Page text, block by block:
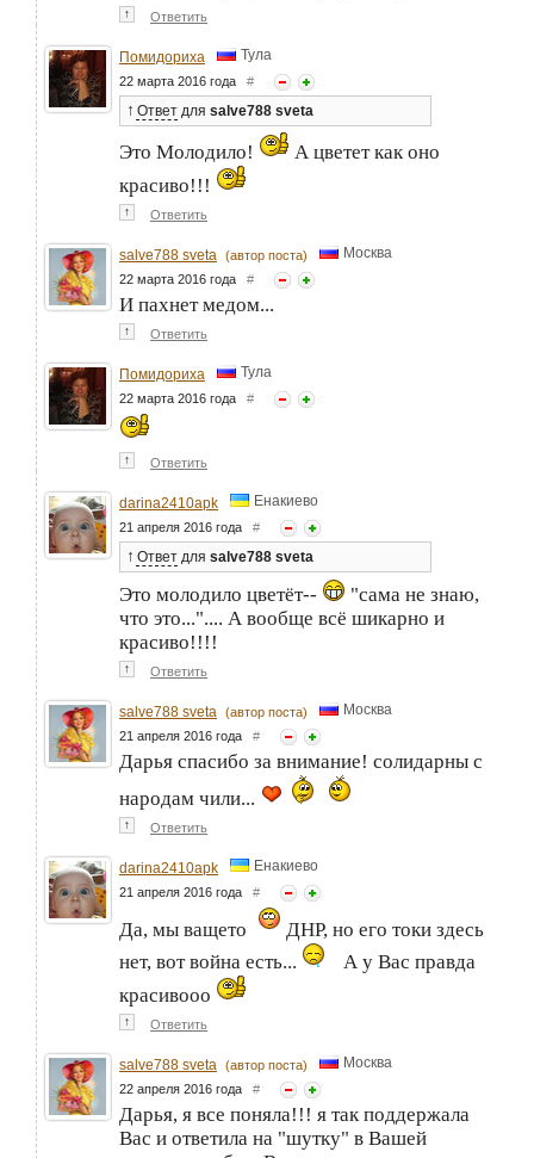
↑ Ответить
Помидориха Тула
22 марта 2016 года #
↑ Ответ для salve788 sveta
Это Молодило!
А цветет как оно
красиво!!!
↑ Ответить
salve788 sveta (автор поста) Москва
22 марта 2016 года #
И пахнет медом...
↑ Ответить
Помидориха Тула
22 марта 2016 года #
↑ Ответить
darina2410apk Енакиево
21 апреля 2016 года #
↑ Ответ для salve788 sveta
Это молодило цветёт--
"сама не знаю,
что это...".... А вообще всё шикарно и
красиво!!!!
↑ Ответить
salve788 sveta (автор поста) Москва
21 апреля 2016 года #
Дарья спасибо за внимание! солидарны с
народам чили...
↑ Ответить
darina2410apk Енакиево
21 апреля 2016 года #
Да, мы ващето
ДНР, но его токи здесь
нет, вот война есть...
А у Вас правда
красивооо
↑ Ответить
salve788 sveta (автор поста) Москва
22 апреля 2016 года #
Дарья, я все поняла!!! я так поддержала
Вас и ответила на "шутку" в Вашей